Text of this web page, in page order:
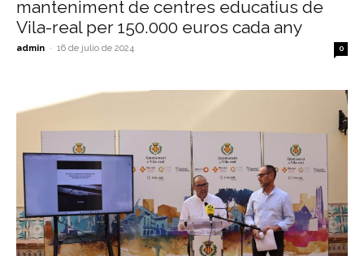
manteniment de centres educatius de
Vila-real per 150.000 euros cada any
admin - 16 de julio de 2024 0